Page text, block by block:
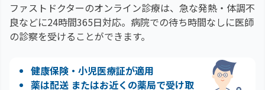
ファストドクターのオンライン診療は、急な発熱・体調不
良などに24時間365日対応。 病院での待ち時間なしに医師
の診察を受けることができます。
健康保険・小児医療証が適用
薬は配送 またはお近くの薬局で受け取